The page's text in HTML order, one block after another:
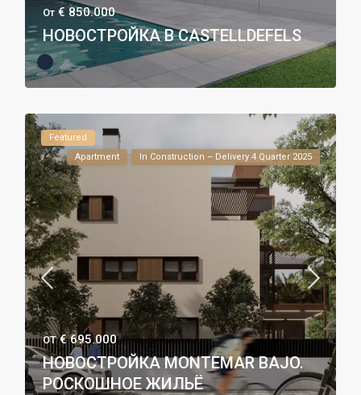
От € 850.000
НОВОСТРОЙКА В CASTELLDEFELS
Featured
Apartment
In Construction – Delivery 4 Quarter 2025
ОТ€ 695.000
НОВОСТРОЙКА MONTEMAR BAJO.
РОСКОШНОЕ ЖИЛЬЁ